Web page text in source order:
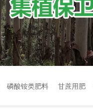
磷酸铵类肥料 甘蔗用肥